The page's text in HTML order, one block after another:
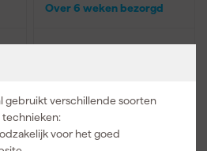
gebruikt verschillende soorten
technieken:
voor het goed
stofzuigerset
Over 6 weken bezorgd